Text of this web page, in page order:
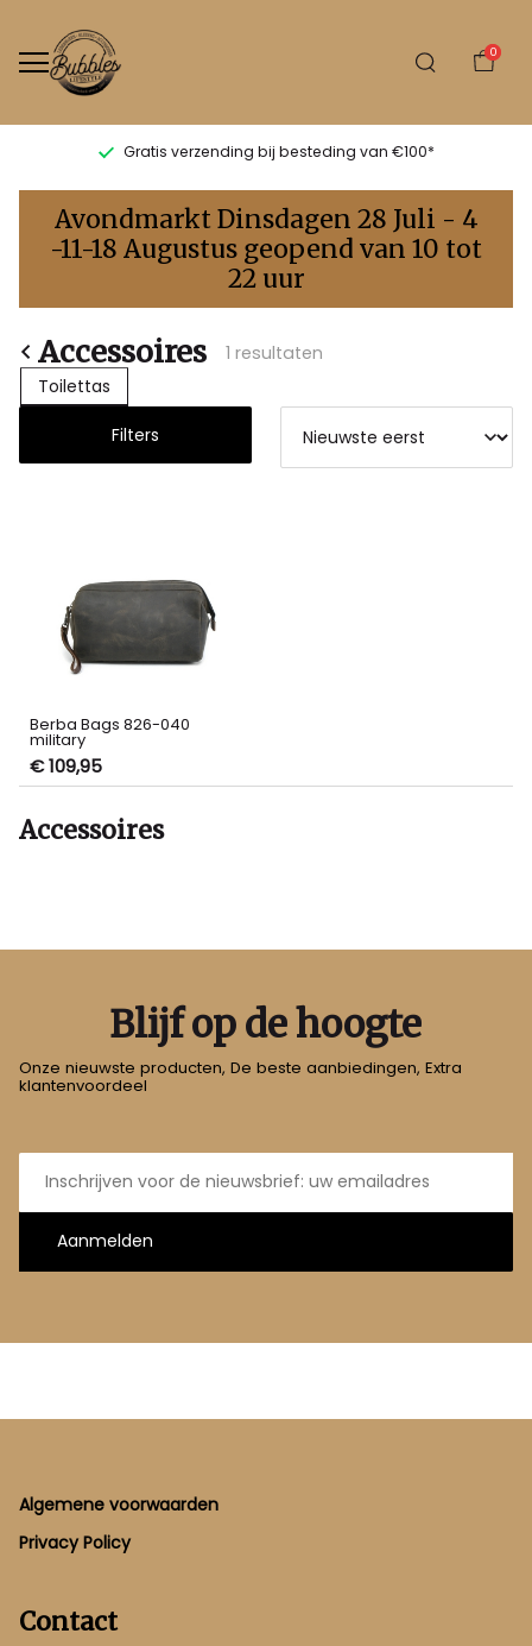
0
Gratis verzending bij besteding van €100*
Accessoires
Bubbles
Sluis
Avondmarkt Dinsdagen 28 Juli - 4
-11-18 Augustus geopend van 10 tot
22 uur
Accessoires
1 resultaten
Toilettas
Filters
Berba Bags 826-040
military
€ 109,95
Accessoires
Blijf op de hoogte
Onze nieuwste producten, De beste aanbiedingen, Extra
klantenvoordeel
E-
mailadres
Aanmelden
Footer
Algemene voorwaarden
Privacy Policy
Contact